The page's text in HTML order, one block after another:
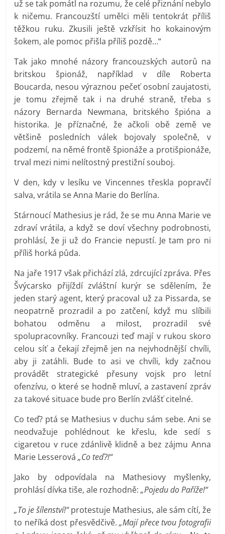
už se tak pomátl na rozumu, že celé přiznání nebylo
k ničemu. Francouzští umělci měli tentokrát příliš
těžkou ruku. Zkusili ještě vzkřísit ho kokainovým
šokem, ale pomoc přišla příliš pozdě…“
Tak jako mnohé názory francouzských autorů na
britskou špionáž, například v díle Roberta
Boucarda, nesou výraznou pečeť osobní zaujatosti,
je tomu zřejmě tak i na druhé straně, třeba s
názory Bernarda Newmana, britského špióna a
historika. Je příznačné, že ačkoli obě země ve
většině posledních válek bojovaly společně, v
podzemí, na němé frontě špionáže a protišpionáže,
trval mezi nimi nelítostný prestižní souboj.
V den, kdy v lesíku ve Vincennes třeskla popravčí
salva, vrátila se Anna Marie do Berlína.
Stárnoucí Mathesius je rád, že se mu Anna Marie ve
zdraví vrátila, a když se doví všechny podrobnosti,
prohlásí, že ji už do Francie nepustí. Je tam pro ni
příliš horká půda.
Na jaře 1917 však přichází zlá, zdrcující zpráva. Přes
Švýcarsko přijíždí zvláštní kurýr se sdělením, že
jeden starý agent, který pracoval už za Pissarda, se
neopatrně prozradil a po zatčení, když mu slíbili
bohatou odměnu a milost, prozradil své
spolupracovníky. Francouzi teď mají v rukou skoro
celou síť a čekají zřejmě jen na nejvhodnější chvíli,
aby ji zatáhli. Bude to asi ve chvíli, kdy začnou
provádět strategické přesuny vojsk pro letní
ofenzívu, o které se hodně mluví, a zastavení zpráv
za takové situace bude pro Berlín zvlášť citelné.
Co teď? ptá se Mathesius v duchu sám sebe. Ani se
neodvažuje pohlédnout ke křeslu, kde sedí s
cigaretou v ruce zdánlivě klidně a bez zájmu Anna
Marie Lesserová „Co teď?!“
Jako by odpovídala na Mathesiovy myšlenky,
prohlásí dívka tiše, ale rozhodně:„Pojedu do Paříže!“
„To je šílenství!“protestuje Mathesius, ale sám cítí, že
to neříká dost přesvědčivě.„Mají přece tvou fotografii